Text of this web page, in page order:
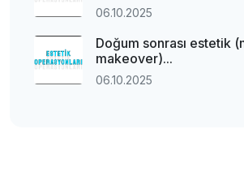
06.10.2025
Doğum sonrası estetik
makeover)...
06.10.2025